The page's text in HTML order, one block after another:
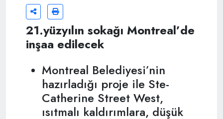
21.yüzyılın sokağı Montreal’de
inşaa edilecek
Montreal Belediyesi’nin
hazırladığı proje ile Ste-
Catherine Street West,
ısıtmalı kaldırımlara, düşük